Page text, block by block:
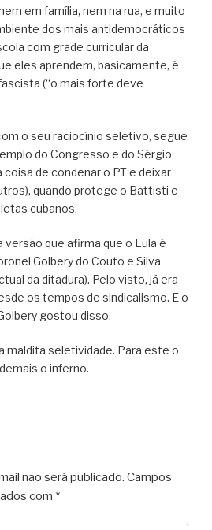
em família, nem na rua, e muito
dos mais antidemocráticos
com grade curricular da
eles aprendem, basicamente, é
(“o mais forte deve
o seu raciocínio seletivo, segue
do Congresso e do Sérgio
coisa de condenar o PT e deixar
quando protege o Battisti e
cubanos.
versão que afirma que o Lula é
Golbery do Couto e Silva
da ditadura). Pelo visto, já era
os tempos de sindicalismo. E o
gostou disso.
maldita seletividade. Para este o
o inferno.
não será publicado. Campos
com *